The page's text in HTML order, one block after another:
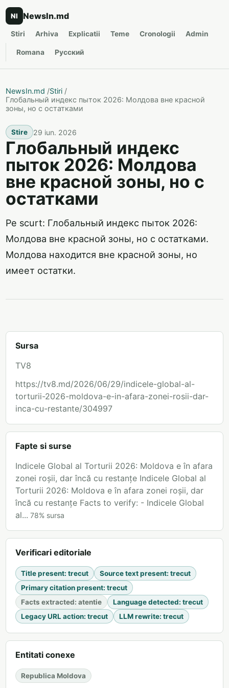
NI NewsIn.md
Stiri Arhiva Explicatii Teme Cronologii Admin
Romana Русский
NewsIn.md /Stiri /
Глобальный индекс пыток 2026: Молдова вне красной
зоны, но с остатками
Stire 29 iun. 2026
Глобальный индекс
пыток 2026: Молдова
вне красной зоны, но с
остатками
Pe scurt: Глобальный индекс пыток 2026:
Молдова вне красной зоны, но с остатками.
Молдова находится вне красной зоны, но
имеет остатки.
Sursa
TV8
https://tv8.md/2026/06/29/indicele-global-al-
torturii-2026-moldova-e-in-afara-zonei-rosii-dar-
inca-cu-restante/304997
Fapte si surse
Indicele Global al Torturii 2026: Moldova e în afara
zonei roșii, dar încă cu restanțe Indicele Global al
Torturii 2026: Moldova e în afara zonei roșii, dar
încă cu restanțe Facts to verify: - Indicele Global
al... 78% sursa
Verificari editoriale
Title present: trecut Source text present: trecut
Primary citation present: trecut
Facts extracted: atentie Language detected: trecut
Legacy URL action: trecut LLM rewrite: trecut
Entitati conexe
Republica Moldova